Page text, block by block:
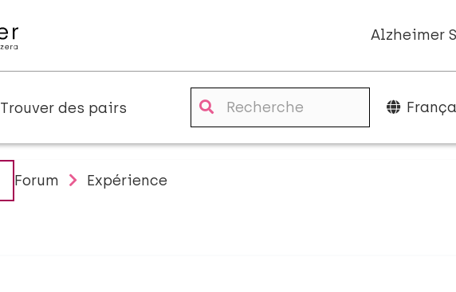
Alzheimer
Trouver des pairs
Forum Expérience